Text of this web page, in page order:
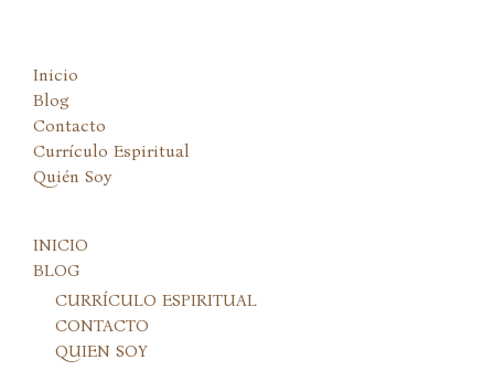
Inicio
Blog
Contacto
Currículo Espiritual
Quién Soy
INICIO
BLOG
CURRÍCULO ESPIRITUAL
CONTACTO
QUIEN SOY